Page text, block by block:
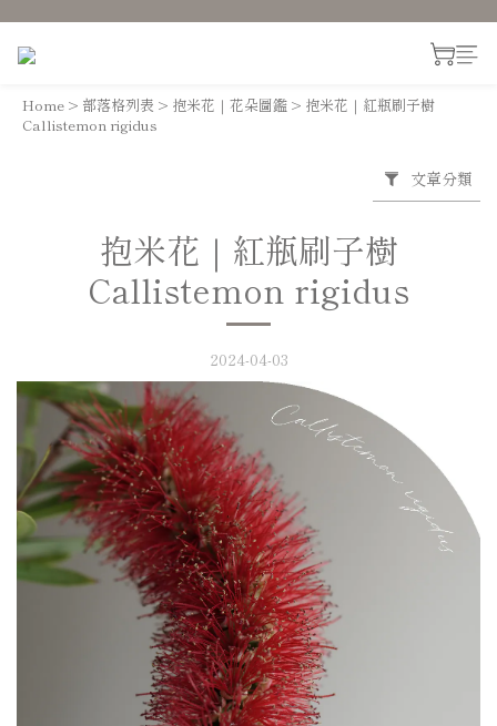
Home > 部落格列表 > 抱米花｜花朵圖鑑 > 抱米花｜紅瓶刷子樹
Callistemon rigidus
文章分類
抱米花｜紅瓶刷子樹
Callistemon rigidus
2024-04-03